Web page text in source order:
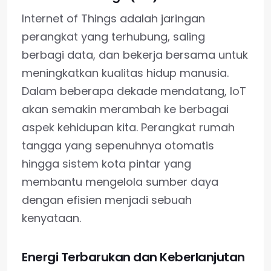
Internet of Things adalah jaringan
perangkat yang terhubung, saling
berbagi data, dan bekerja bersama untuk
meningkatkan kualitas hidup manusia.
Dalam beberapa dekade mendatang, IoT
akan semakin merambah ke berbagai
aspek kehidupan kita. Perangkat rumah
tangga yang sepenuhnya otomatis
hingga sistem kota pintar yang
membantu mengelola sumber daya
dengan efisien menjadi sebuah
kenyataan.
Energi Terbarukan dan Keberlanjutan